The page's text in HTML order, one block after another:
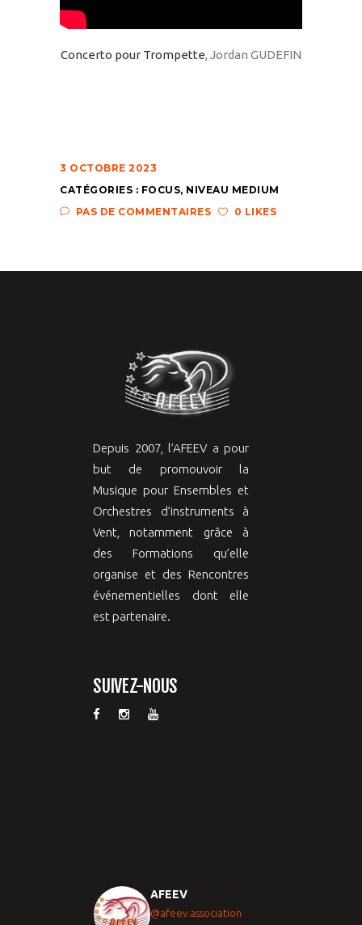
Concerto pour Trompette, Jordan GUDEFIN
3 OCTOBRE 2023
CATÉGORIES : FOCUS, NIVEAU MEDIUM
PAS DE COMMENTAIRES
0 LIKES
Depuis 2007, l’AFEEV a pour
but de promouvoir la
Musique pour Ensembles et
Orchestres d’instruments à
Vent, notamment grâce à
des Formations qu’elle
organise et des Rencontres
événementielles dont elle
est partenaire.
SUIVEZ-NOUS
AFEEV
@afeev.association